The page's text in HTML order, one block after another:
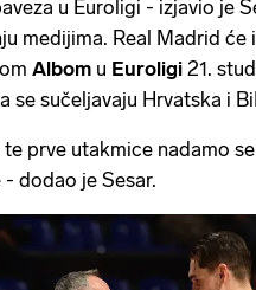
u Euroligi - izjavio je
medijima. Real Madrid će
Albom u Euroligi 21.
se sučeljavaju Hrvatska i
prve utakmice nadamo
- dodao je Sesar.